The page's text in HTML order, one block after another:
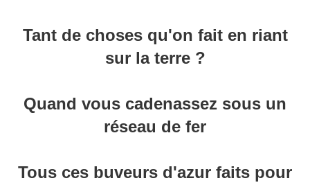
Tant de choses qu'on fait en riant
sur la terre ?
Quand vous cadenassez sous un
réseau de fer
Tous ces buveurs d'azur faits pour